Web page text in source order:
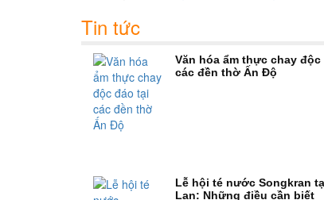
Tin tức
Văn hóa ẩm thực chay độc
các đền thờ Ấn Độ
Lễ hội té nước Songkran
Lan: Những điều cần biết